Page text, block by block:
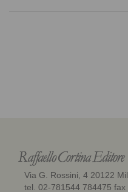
Via G. Rossini, 4 20122
tel. 02-781544 784475 fax